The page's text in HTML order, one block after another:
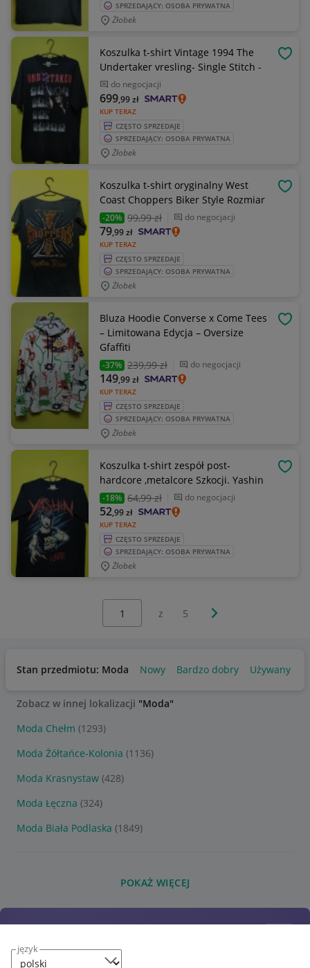
język
SPRZEDAJĄCY: OSOBA PRYWATNA
Żłobek
Koszulka t-shirt Vintage 1994 The
Undertaker vresling- Single Stitch -
do negocjacji
KUP TERAZ
699,99zł
CZĘSTO SPRZEDAJE
SPRZEDAJĄCY: OSOBA PRYWATNA
Żłobek
Koszulka t-shirt oryginalny West
Coast Choppers Biker Style Rozmiar
-20% 99,99 zł do negocjacji
KUP TERAZ
79,99zł
CZĘSTO SPRZEDAJE
SPRZEDAJĄCY: OSOBA PRYWATNA
Żłobek
Bluza Hoodie Converse x Come Tees
– Limitowana Edycja – Oversize
Gfaffiti
-37% 239,99 zł do negocjacji
KUP TERAZ
149,99zł
CZĘSTO SPRZEDAJE
SPRZEDAJĄCY: OSOBA PRYWATNA
Żłobek
Koszulka t-shirt zespół post-
hardcore ,metalcore Szkocji. Yashin
-18% 64,99 zł do negocjacji
KUP TERAZ
52,99zł
CZĘSTO SPRZEDAJE
SPRZEDAJĄCY: OSOBA PRYWATNA
Żłobek
z 5 Następna strona
Stan przedmiotu: Moda Nowy Bardzo dobry Używany
Zobacz w innej lokalizacji "Moda"
Moda Chełm (1293)
Moda Żółtańce-Kolonia (1136)
Moda Krasnystaw (428)
Moda Łęczna (324)
Moda Biała Podlaska (1849)
POKAŻ WIĘCEJ